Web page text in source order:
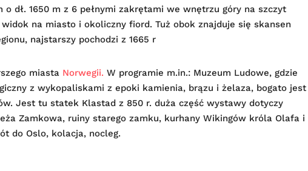
dł. 1650 m z 6 pełnymi zakrętami we wnętrzu góry na szczyt
na miasto i okoliczny fiord. Tuż obok znajduje się skansen
najstarszy pochodzi z 1665 r
miasta Norwegii. W programie m.in.: Muzeum Ludowe, gdzie
z wykopaliskami z epoki kamienia, brązu i żelaza, bogato jest
Jest tu statek Klastad z 850 r. duża część wystawy dotyczy
Zamkowa, ruiny starego zamku, kurhany Wikingów króla Olafa i
do Oslo, kolacja, nocleg.